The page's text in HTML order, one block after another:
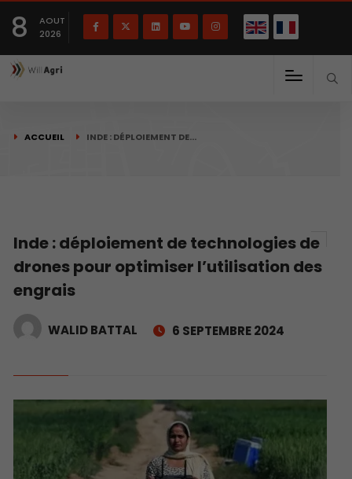
8
AOUT
2026
ACCUEIL INDE : DÉPLOIEMENT DE…
Inde : déploiement de technologies de
drones pour optimiser l’utilisation des
engrais
WALID BATTAL 6 SEPTEMBRE 2024
Français English(English)